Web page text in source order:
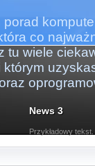
porad
co
tu wiele
News 3
Przykładowy tekst.